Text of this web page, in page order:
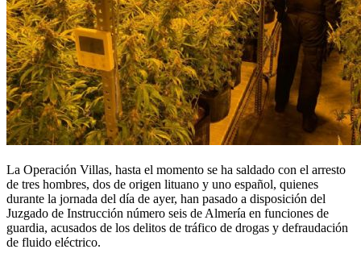
La Operación Villas, hasta el momento se ha saldado con el arresto
de tres hombres, dos de origen lituano y uno español, quienes
durante la jornada del día de ayer, han pasado a disposición del
Juzgado de Instrucción número seis de Almería en funciones de
guardia, acusados de los delitos de tráfico de drogas y defraudación
de fluido eléctrico.